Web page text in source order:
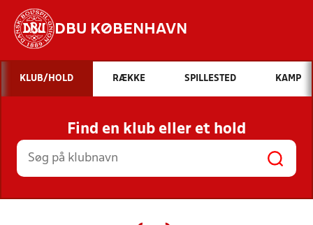
DBU KØBENHAVN
Hvad vil du søge efter?
INDHOLD OG NYHEDER
STILLINGER, RESULTATER, KLUBBER OG
HOLD
KLUB/HOLD RÆKKE SPILLESTED KAMP
Find en klub eller et hold